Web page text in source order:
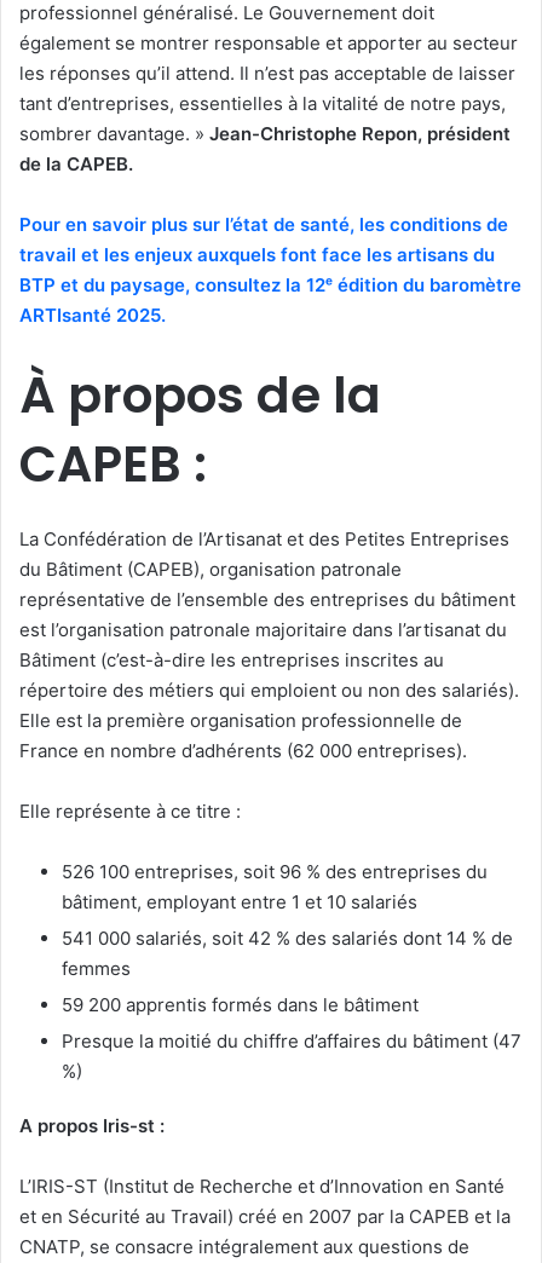
professionnel généralisé. Le Gouvernement doit
également se montrer responsable et apporter au secteur
les réponses qu’il attend. Il n’est pas acceptable de laisser
tant d’entreprises, essentielles à la vitalité de notre pays,
sombrer davantage. » Jean-Christophe Repon, président
de la CAPEB.
Pour en savoir plus sur l’état de santé, les conditions de
travail et les enjeux auxquels font face les artisans du
BTP et du paysage, consultez la 12ᵉ édition du baromètre
ARTIsanté 2025.
À propos de la
CAPEB :
La Confédération de l’Artisanat et des Petites Entreprises
du Bâtiment (CAPEB), organisation patronale
représentative de l’ensemble des entreprises du bâtiment
est l’organisation patronale majoritaire dans l’artisanat du
Bâtiment (c’est-à-dire les entreprises inscrites au
répertoire des métiers qui emploient ou non des salariés).
Elle est la première organisation professionnelle de
France en nombre d’adhérents (62 000 entreprises).
Elle représente à ce titre :
526 100 entreprises, soit 96 % des entreprises du
bâtiment, employant entre 1 et 10 salariés
541 000 salariés, soit 42 % des salariés dont 14 % de
femmes
59 200 apprentis formés dans le bâtiment
Presque la moitié du chiffre d’affaires du bâtiment (47
%)
A propos Iris-st :
L’IRIS-ST (Institut de Recherche et d’Innovation en Santé
et en Sécurité au Travail) créé en 2007 par la CAPEB et la
CNATP, se consacre intégralement aux questions de